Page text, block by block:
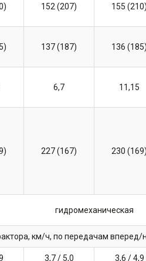
152 (207) 155
137 (187) 136
6,7 11,15
227 (167) 230
гидромеханическая
км/ч, по передачам вперед/
3,7 / 5,0 3,6 / 4,9